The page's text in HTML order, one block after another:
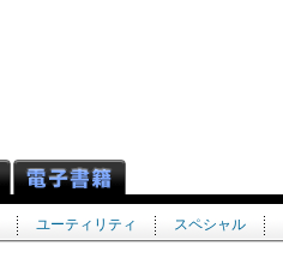
ユーティリティ スペシャル